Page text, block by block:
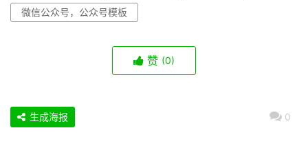
微信公众号，公众号模板
赞 (0)
0
生成海报